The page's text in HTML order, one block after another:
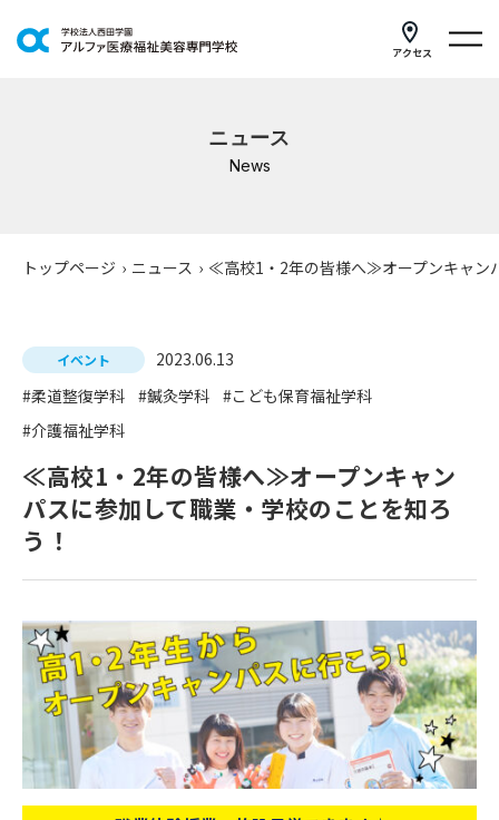
アクセス
就職支援
公共職業訓練
寄付金のご案内
よくあるご質問
在校生の皆さまへ
卒業生の皆さまへ
新着情報
ブログ
コラム
ニュース
News
トップページ › ニュース › ≪高校1・2年の皆様へ≫オープンキャン
イベント
2023.06.13
#柔道整復学科 #鍼灸学科 #こども保育福祉学科
#介護福祉学科
≪高校1・2年の皆様へ≫オープンキャン
パスに参加して職業・学校のことを知ろ
う！